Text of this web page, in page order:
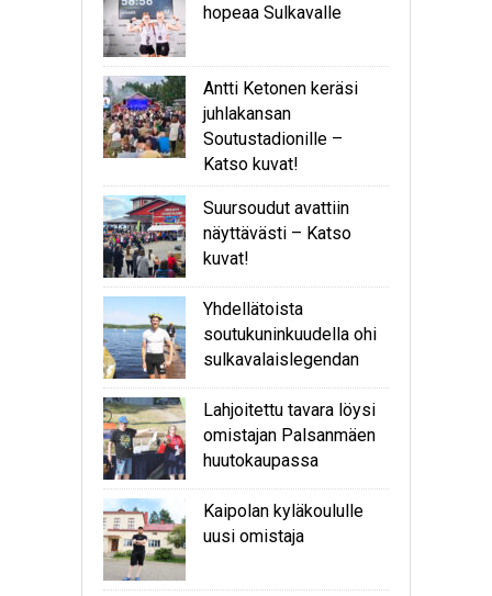
hopeaa Sulkavalle
Antti Ketonen keräsi
juhlakansan
Soutustadionille –
Katso kuvat!
Suursoudut avattiin
näyttävästi – Katso
kuvat!
Yhdellätoista
soutukuninkuudella ohi
sulkavalaislegendan
Lahjoitettu tavara löysi
omistajan Palsanmäen
huutokaupassa
Kaipolan kyläkoululle
uusi omistaja